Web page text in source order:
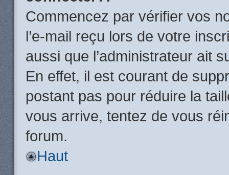
Commencez par vérifier vos
l’e-mail reçu lors de votre
aussi que l’administrateur ait
En effet, il est courant de
postant pas pour réduire la
vous arrive, tentez de vous
forum.
Haut